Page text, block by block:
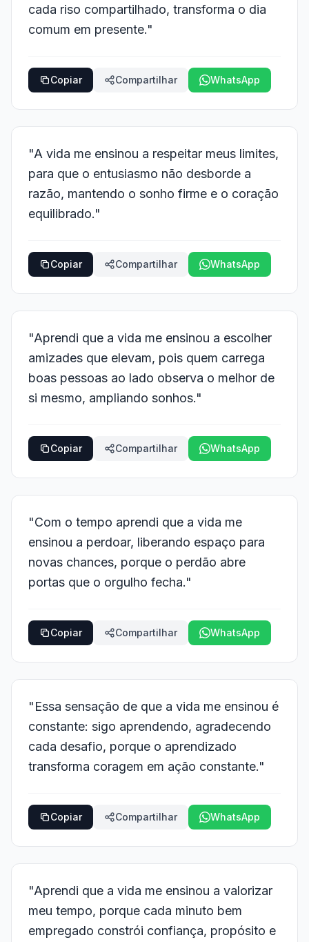
cada riso compartilhado, transforma o dia
comum em presente."
Copiar Compartilhar WhatsApp
"A vida me ensinou a respeitar meus limites,
para que o entusiasmo não desborde a
razão, mantendo o sonho firme e o coração
equilibrado."
Copiar Compartilhar WhatsApp
"Aprendi que a vida me ensinou a escolher
amizades que elevam, pois quem carrega
boas pessoas ao lado observa o melhor de
si mesmo, ampliando sonhos."
Copiar Compartilhar WhatsApp
"Com o tempo aprendi que a vida me
ensinou a perdoar, liberando espaço para
novas chances, porque o perdão abre
portas que o orgulho fecha."
Copiar Compartilhar WhatsApp
"Essa sensação de que a vida me ensinou é
constante: sigo aprendendo, agradecendo
cada desafio, porque o aprendizado
transforma coragem em ação constante."
Copiar Compartilhar WhatsApp
"Aprendi que a vida me ensinou a valorizar
meu tempo, porque cada minuto bem
empregado constrói confiança, propósito e